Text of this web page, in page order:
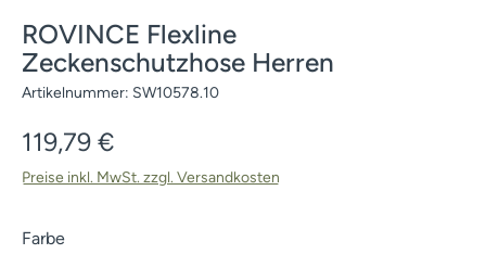
ROVINCE Flexline
Zeckenschutzhose Herren
Artikelnummer: SW10578.10
Regulärer Preis:
119,79 €
Preise inkl. MwSt. zzgl. Versandkosten
Farbeauswählen